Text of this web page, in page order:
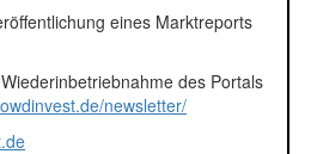
Segment Plattform
eines Marktreports
des Portals
newsletter/